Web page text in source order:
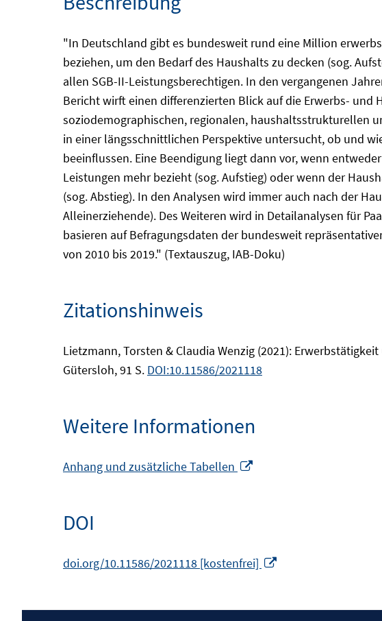
"In Deutschland gibt es bundesweit rund eine Million
beziehen, um den Bedarf des Haushalts zu decken (sog.
allen SGB-II-Leistungsberechtigen. In den vergangenen
Bericht wirft einen differenzierten Blick auf die Erwerbs-
soziodemographischen, regionalen, haushaltsstrukturellen
in einer längsschnittlichen Perspektive untersucht, ob und
beeinflussen. Eine Beendigung liegt dann vor, wenn
Leistungen mehr bezieht (sog. Aufstieg) oder wenn der
(sog. Abstieg). In den Analysen wird immer auch nach der
Alleinerziehende). Des Weiteren wird in Detailanalysen für
basieren auf Befragungsdaten der bundesweit
von 2010 bis 2019." (Textauszug, IAB-Doku)
Zitationshinweis
Lietzmann, Torsten & Claudia Wenzig (2021):
Gütersloh, 91 S. DOI:10.11586/2021118
Weitere Informationen
Anhang und zusätzliche Tabellen
DOI
doi.org/10.11586/2021118 [kostenfrei]